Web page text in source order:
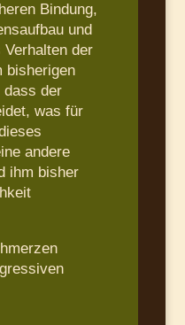
Bindung,
und
der
bisherigen
dass der
was für
andere
ihm bisher